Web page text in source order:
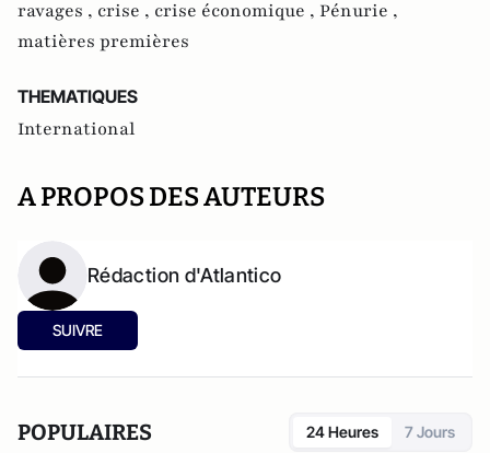
ravages , crise , crise économique , Pénurie ,
matières premières
THEMATIQUES
International
A PROPOS DES AUTEURS
Rédaction d'Atlantico
SUIVRE
POPULAIRES 24 Heures 7 Jours